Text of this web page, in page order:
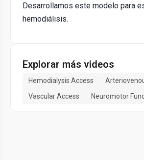
Desarrollamos este modelo para
hemodiálisis.
Explorar más videos
Hemodialysis Access
Vascular Access
Neuromotor